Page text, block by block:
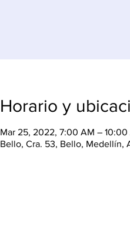
Horario y
Mar 25, 2022, 7:00 AM – 10:00
Bello, Cra. 53, Bello, Medellín,